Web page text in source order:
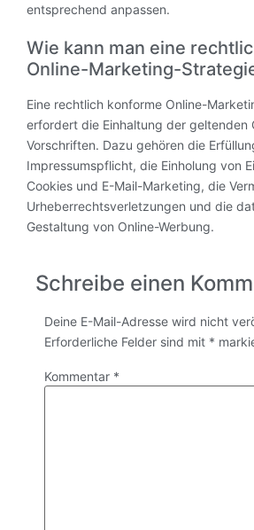
entsprechend anpassen.
Wie kann man eine
Online-Marketing-
Eine rechtlich konforme Online-
erfordert die Einhaltung der geltenden
Vorschriften. Dazu gehören die
Impressumspflicht, die Einholung von
Cookies und E-Mail-Marketing, die
Urheberrechtsverletzungen und die
Gestaltung von Online-Werbung.
Schreibe einen
Deine E-Mail-Adresse wird nicht
Erforderliche Felder sind mit *
Kommentar *